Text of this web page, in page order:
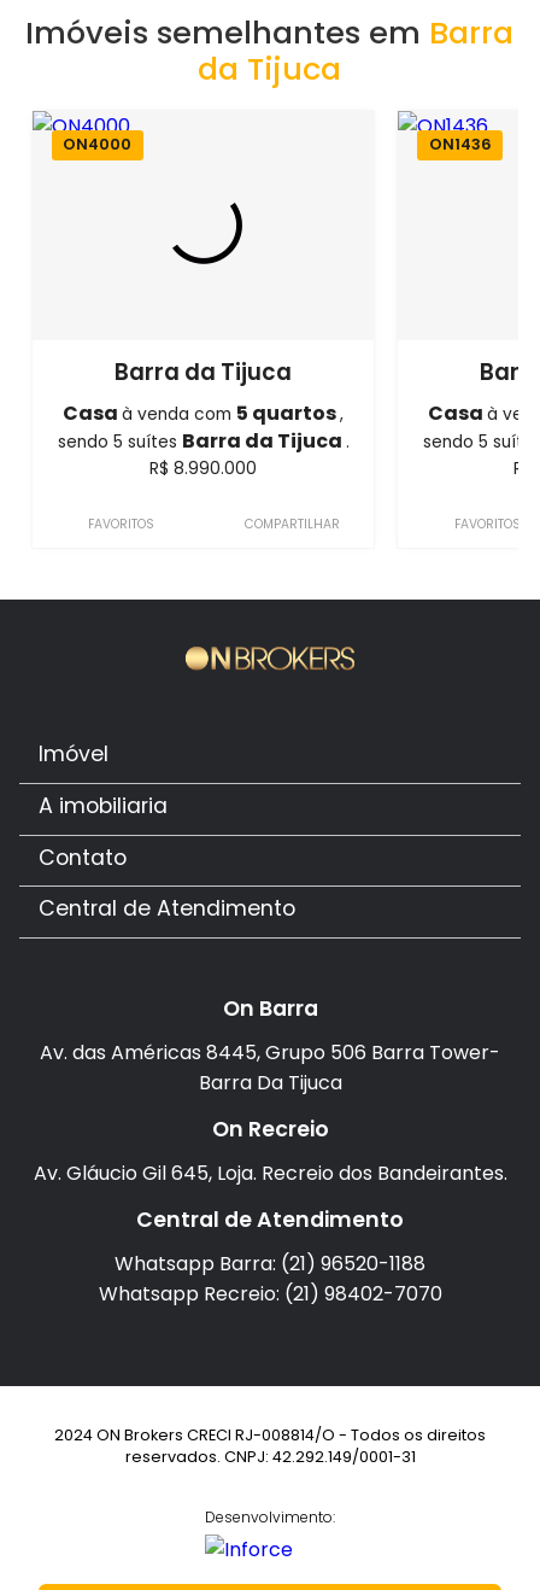
Imóveis semelhantes em Barra
da Tijuca
ON4000
Barra da Tijuca
Casaà venda com 5 quartos,
sendo 5 suítes Barra da Tijuca .
R$ 8.990.000
FAVORITOS COMPARTILHAR
ON1436
Casaà
sendo 5
R$
FAVORITOS
Imóvel
A imobiliaria
Contato
Central de Atendimento
On Barra
Av. das Américas 8445, Grupo 506 Barra Tower-
Barra Da Tijuca
On Recreio
Av. Gláucio Gil 645, Loja. Recreio dos Bandeirantes.
Central de Atendimento
Whatsapp Barra: (21) 96520-1188
Whatsapp Recreio: (21) 98402-7070
2024 ON Brokers CRECI RJ-008814/O - Todos os direitos
reservados. CNPJ: 42.292.149/0001-31
Desenvolvimento: